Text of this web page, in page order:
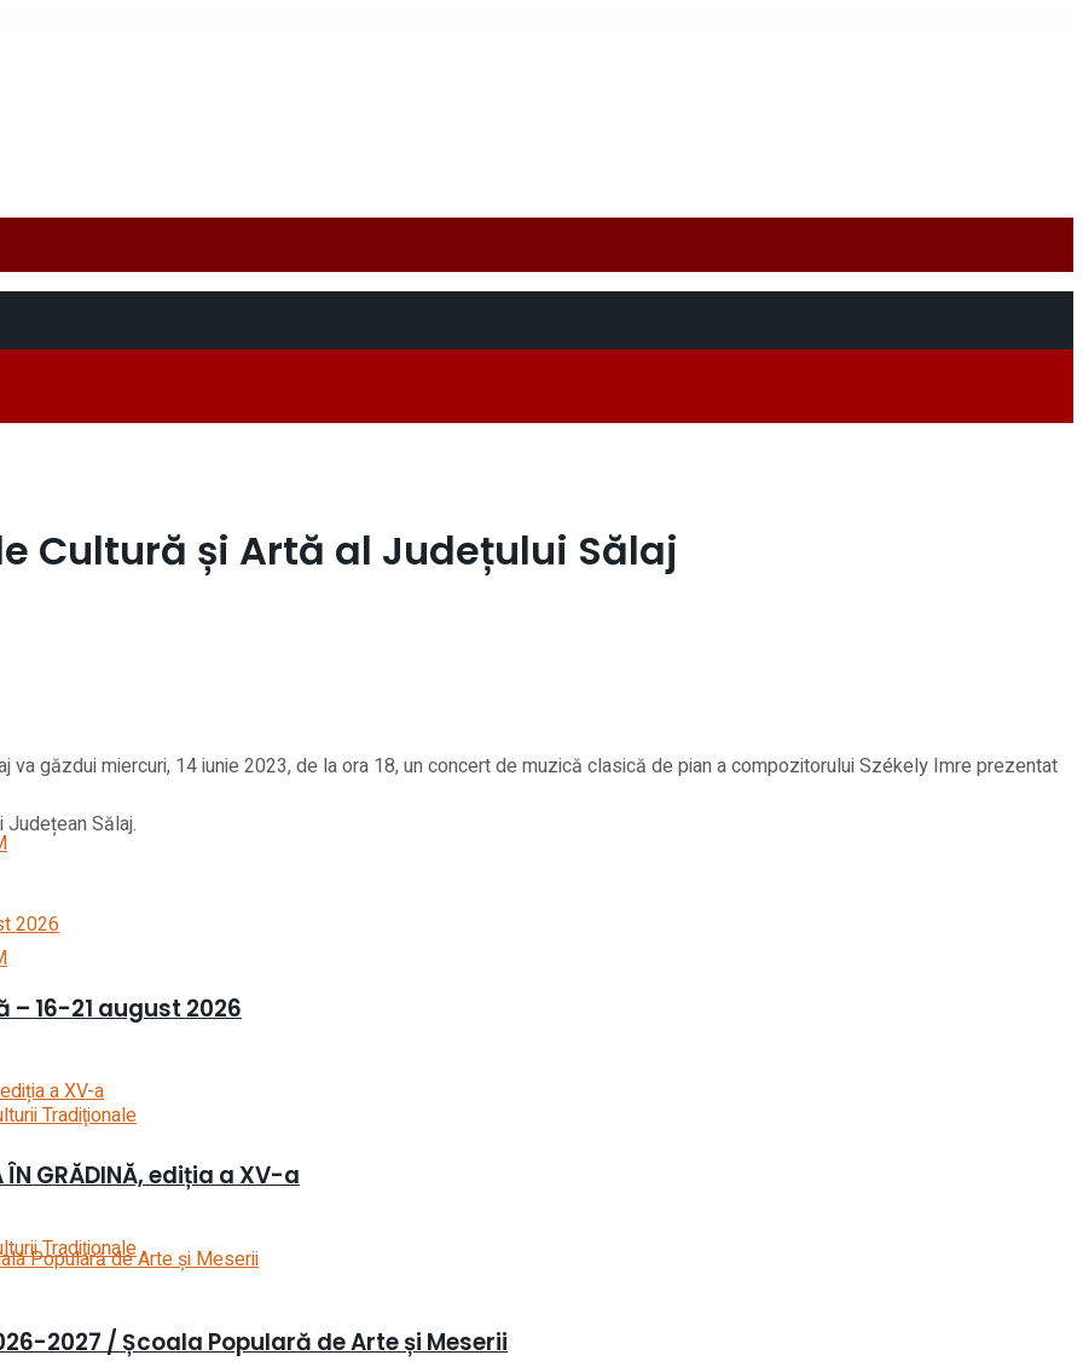
Tradiţionale
Tradiţionale
Cultură și Artă al Județului Sălaj
găzdui miercuri, 14 iunie 2023, de la ora 18, un concert de muzică clasică de pian a compozitorului Székely Imre prezentat
Județean Sălaj.
16-21 august 2026
GRĂDINĂ, ediția a XV-a
2027 / Școala Populară de Arte și Meserii